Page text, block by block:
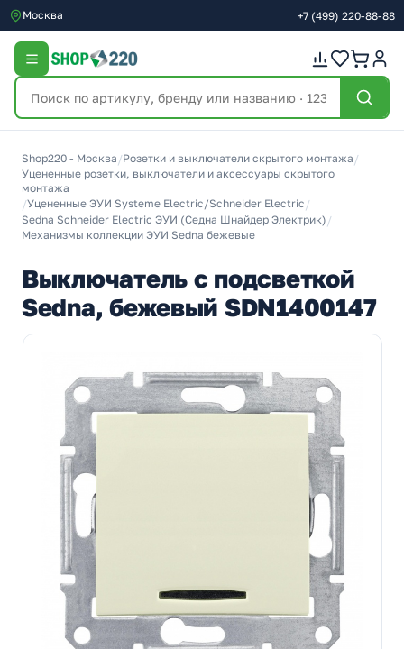
Москва +7 (499) 220-88-88
Shop220 - Москва /Розетки и выключатели скрытого монтажа /
Уцененные розетки, выключатели и аксессуары скрытого
монтажа
/Уцененные ЭУИ Systeme Electric/Schneider Electric /
Sedna Schneider Electric ЭУИ (Седна Шнайдер Электрик) /
Механизмы коллекции ЭУИ Sedna бежевые
Выключатель с подсветкой
Sedna, бежевый SDN1400147